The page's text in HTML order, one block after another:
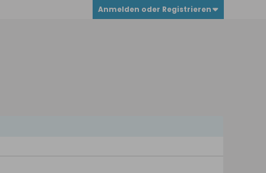
Anmelden oder Registrieren